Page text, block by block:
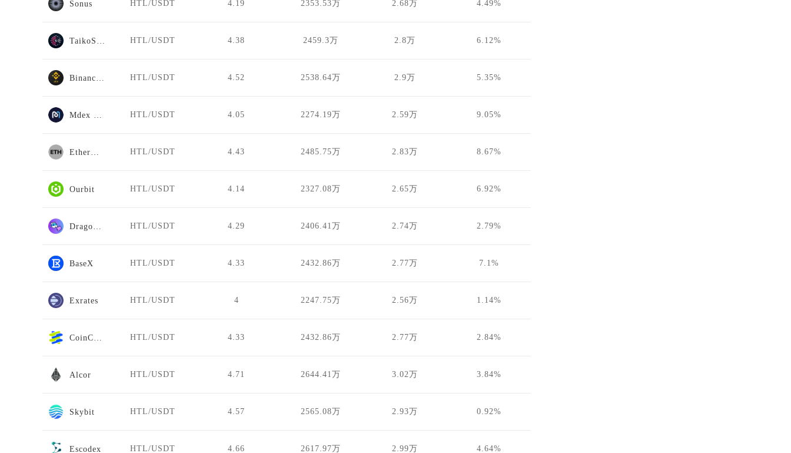
Sonus HTL/USDT 4.19 2353.53万 2.68万 4.49%
HTL/USDT 4.38 2459.3万 2.8万 6.12%
HTL/USDT 4.52 2538.64万 2.9万 5.35%
HTL/USDT 4.05 2274.19万 2.59万 9.05%
HTL/USDT 4.43 2485.75万 2.83万 8.67%
Ourbit HTL/USDT 4.14 2327.08万 2.65万 6.92%
HTL/USDT 4.29 2406.41万 2.74万 2.79%
BaseX HTL/USDT 4.33 2432.86万 2.77万 7.1%
Exrates HTL/USDT 4 2247.75万 2.56万 1.14%
HTL/USDT 4.33 2432.86万 2.77万 2.84%
Alcor HTL/USDT 4.71 2644.41万 3.02万 3.84%
Skybit HTL/USDT 4.57 2565.08万 2.93万 0.92%
Escodex HTL/USDT 4.66 2617.97万 2.99万 4.64%